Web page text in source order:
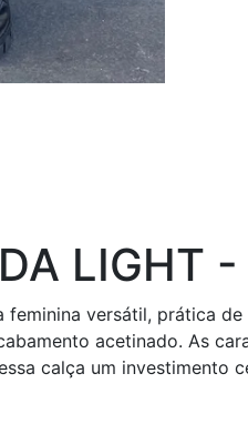
LIGHT -
versátil, prática
acetinado. As
calça um investimento